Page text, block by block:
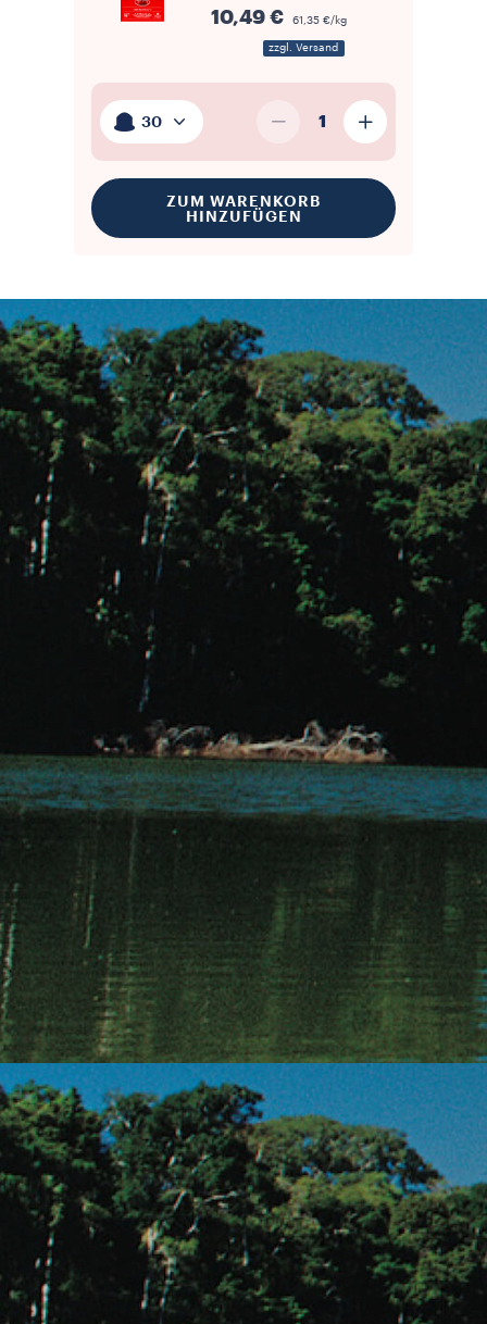
10,49 € 61,35 €/kg
zzgl. Versand
30 1
ZUM WARENKORB
HINZUFÜGEN